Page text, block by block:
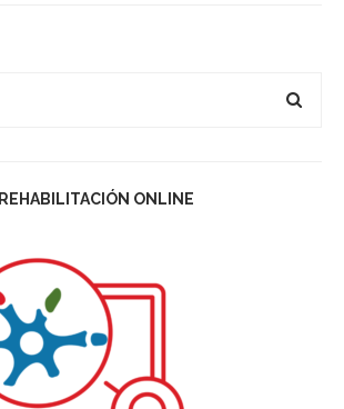
REHABILITACIÓN ONLINE